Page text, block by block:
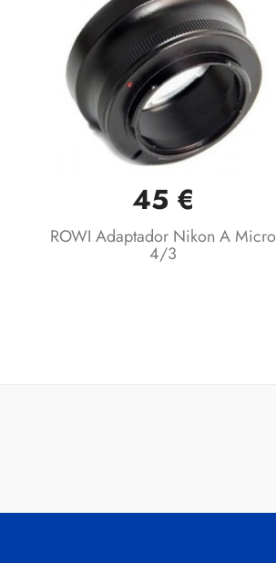
Vista rápida
45 €
ROWI Adaptador Nikon A Micro
4/3